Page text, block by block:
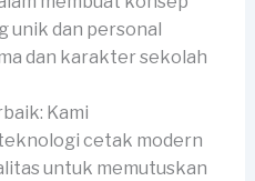
unik dan personal
dan karakter sekolah
Kami
cetak modern
untuk memutuskan